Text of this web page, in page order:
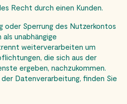
Recht durch einen Kunden.
oder Sperrung des Nutzerkontos
unabhängige
weiterverarbeiten um
die sich aus der
ergeben, nachzukommen.
Datenverarbeitung, finden Sie